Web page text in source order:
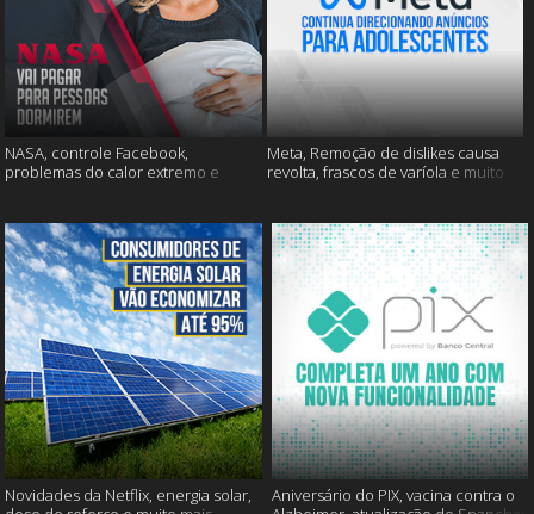
NASA, controle Facebook,
problemas do calor extremo e
Meta, Remoção de dislikes causa
revolta, frascos de varíola e muito
Novidades da Netflix, energia solar,
Aniversário do PIX, vacina contra o